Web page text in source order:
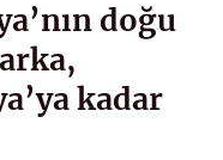
doğu
kadar